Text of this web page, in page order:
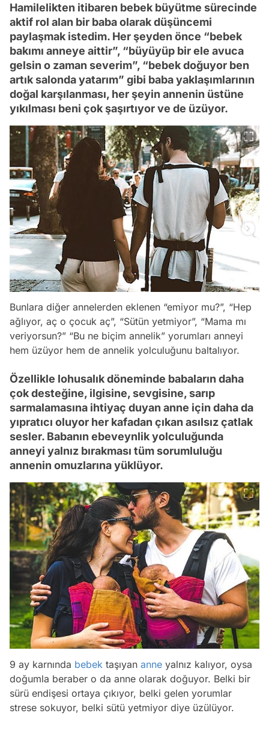
Hamilelikten itibaren bebek büyütme sürecinde
aktif rol alan bir baba olarak düşüncemi
paylaşmak istedim. Her şeyden önce “bebek
bakımı anneye aittir”, “büyüyüp bir ele avuca
gelsin o zaman severim”, “bebek doğuyor ben
artık salonda yatarım” gibi baba yaklaşımlarının
doğal karşılanması, her şeyin annenin üstüne
yıkılması beni çok şaşırtıyor ve de üzüyor.
Bunlara diğer annelerden eklenen “emiyor mu?”, “Hep
ağlıyor, aç o çocuk aç”, “Sütün yetmiyor”, “Mama mı
veriyorsun?” “Bu ne biçim annelik” yorumları anneyi
hem üzüyor hem de annelik yolculuğunu baltalıyor.
Özellikle lohusalık döneminde babaların daha
çok desteğine, ilgisine, sevgisine, sarıp
sarmalamasına ihtiyaç duyan anne için daha da
yıpratıcı oluyor her kafadan çıkan asılsız çatlak
sesler. Babanın ebeveynlik yolculuğunda
anneyi yalnız bırakması tüm sorumluluğu
annenin omuzlarına yüklüyor.
9 ay karnında bebek taşıyan anne yalnız kalıyor, oysa
doğumla beraber o da anne olarak doğuyor. Belki bir
sürü endişesi ortaya çıkıyor, belki gelen yorumlar
strese sokuyor, belki sütü yetmiyor diye üzülüyor.